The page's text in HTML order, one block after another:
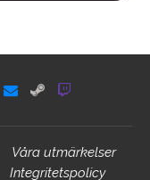
Våra utmärkelser
Integritetspolicy